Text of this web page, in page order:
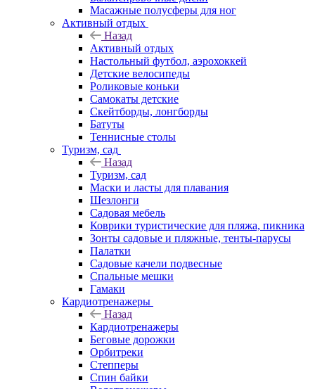
Масажные полусферы для ног
Активный отдых
Назад
Активный отдых
Настольный футбол, аэрохоккей
Детские велосипеды
Роликовые коньки
Самокаты детские
Скейтборды, лонгборды
Батуты
Теннисные столы
Туризм, сад
Назад
Туризм, сад
Маски и ласты для плавания
Шезлонги
Садовая мебель
Коврики туристические для пляжа, пикника
Зонты садовые и пляжные, тенты-парусы
Палатки
Садовые качели подвесные
Спальные мешки
Гамаки
Кардиотренажеры
Назад
Кардиотренажеры
Беговые дорожки
Орбитреки
Степперы
Спин байки